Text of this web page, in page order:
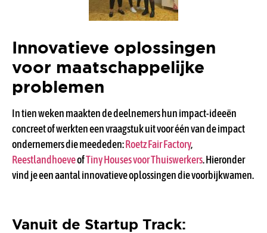
Innovatieve oplossingen
voor maatschappelijke
problemen
In tien weken maakten de deelnemers hun impact-ideeën
concreet of werkten een vraagstuk uit voor één van de impact
ondernemers die meededen: Roetz Fair Factory,
ReestlandhoeveofTiny Houses voor Thuiswerkers. Hieronder
vind je een aantal innovatieve oplossingen die voorbijkwamen.
Vanuit de Startup Track: